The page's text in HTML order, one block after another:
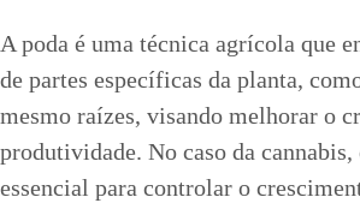
A poda é uma técnica agrícola que
de partes específicas da planta,
mesmo raízes, visando melhorar o
produtividade. No caso da cannabis,
essencial para controlar o